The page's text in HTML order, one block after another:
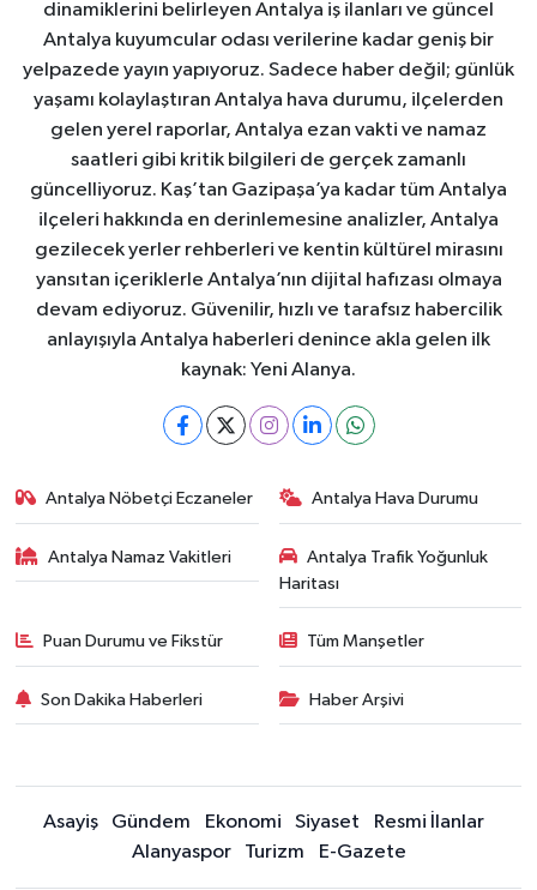
dinamiklerini belirleyen Antalya iş ilanları ve güncel
Antalya kuyumcular odası verilerine kadar geniş bir
yelpazede yayın yapıyoruz. Sadece haber değil; günlük
yaşamı kolaylaştıran Antalya hava durumu, ilçelerden
gelen yerel raporlar, Antalya ezan vakti ve namaz
saatleri gibi kritik bilgileri de gerçek zamanlı
güncelliyoruz. Kaş’tan Gazipaşa’ya kadar tüm Antalya
ilçeleri hakkında en derinlemesine analizler, Antalya
gezilecek yerler rehberleri ve kentin kültürel mirasını
yansıtan içeriklerle Antalya’nın dijital hafızası olmaya
devam ediyoruz. Güvenilir, hızlı ve tarafsız habercilik
anlayışıyla Antalya haberleri denince akla gelen ilk
kaynak: Yeni Alanya.
Antalya Nöbetçi Eczaneler Antalya Hava Durumu
Antalya Namaz Vakitleri
Antalya Trafik Yoğunluk
Haritası
Puan Durumu ve Fikstür Tüm Manşetler
Son Dakika Haberleri Haber Arşivi
Asayiş Gündem Ekonomi Siyaset
Resmi İlanlar
Alanyaspor
Turizm E-Gazete